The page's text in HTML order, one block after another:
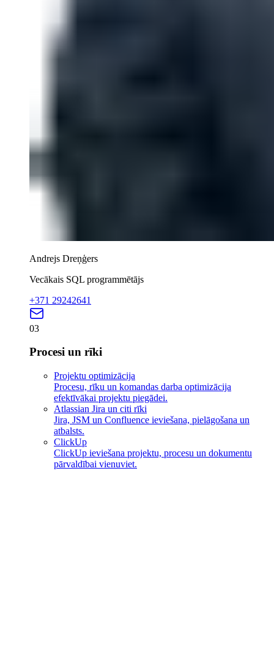
Andrejs Dreņģers
Vecākais SQL programmētājs
+371 29242641
03
Procesi un rīki
Projektu optimizācija
Procesu, rīku un komandas darba optimizācija
efektīvākai projektu piegādei.
Atlassian Jira un citi rīki
Jira, JSM un Confluence ieviešana, pielāgošana un
atbalsts.
ClickUp
ClickUp ieviešana projektu, procesu un dokumentu
pārvaldībai vienuviet.